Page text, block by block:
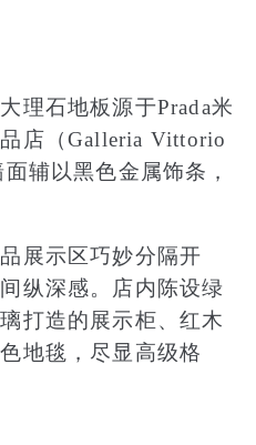
理石地板源于Prada米
店（Galleria Vittorio
辅以黑色金属饰条，
展示区巧妙分隔开
纵深感。店内陈设绿
打造的展示柜、红木
地毯，尽显高级格